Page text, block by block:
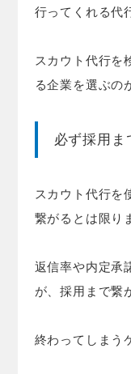
行ってくれる代
スカウト代行を
る企業を選ぶの
必ず採用ま
スカウト代行を
繋がるとは限り
返信率や内定承
が、採用まで繋
終わってしまう